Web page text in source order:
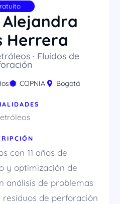
Herrera
· Fluidos de
COPNIA Bogotá
con 11 años de
y optimización de
análisis de problemas
de perforación